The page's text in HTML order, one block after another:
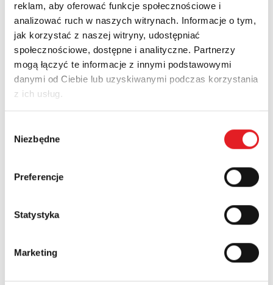
reklam, aby oferować funkcje społecznościowe i
analizować ruch w naszych witrynach. Informacje o tym,
jak korzystać z naszej witryny, udostępniać
społecznościowe, dostępne i analityczne. Partnerzy
mogą łączyć te informacje z innymi podstawowymi
danymi od Ciebie lub uzyskiwanymi podczas korzystania
z ich usług.
zgody
Niezbędne
Preferencje
Statystyka
Marketing
Adres e-mail: *
Nazwa firmy:
Numer telefonu: